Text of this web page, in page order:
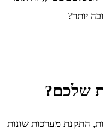
יותר?
שלכם?
התקנת מערכות שונות